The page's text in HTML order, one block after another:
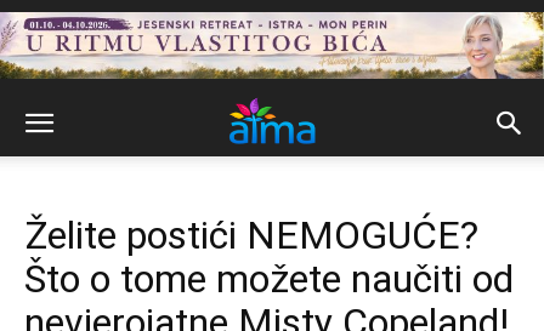
Želite postići NEMOGUĆE?
Što o tome možete naučiti od